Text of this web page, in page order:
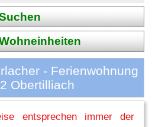
- Ferienwohnung
Obertilliach
entsprechen immer der